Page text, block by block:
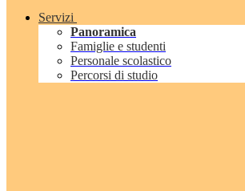
Servizi
Panoramica
Famiglie e studenti
Personale scolastico
Percorsi di studio